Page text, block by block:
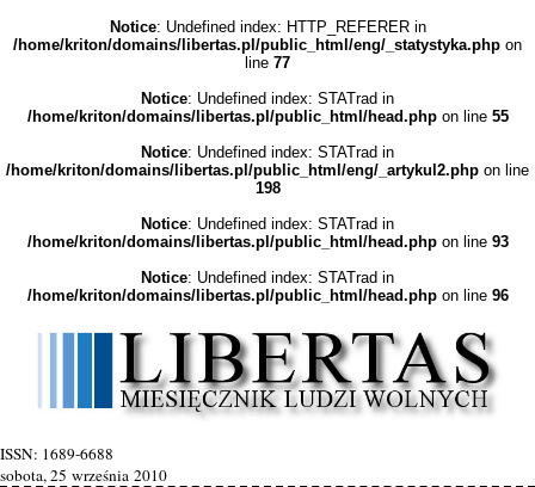
Notice: Undefined index: HTTP_REFERER in
/home/kriton/domains/libertas.pl/public_html/eng/_statystyka.php on
line 77
Notice: Undefined index: STATrad in
/home/kriton/domains/libertas.pl/public_html/head.phpon line 55
Notice: Undefined index: STATrad in
/home/kriton/domains/libertas.pl/public_html/eng/_artykul2.php on line
198
Notice: Undefined index: STATrad in
/home/kriton/domains/libertas.pl/public_html/head.phpon line 93
Notice: Undefined index: STATrad in
/home/kriton/domains/libertas.pl/public_html/head.phpon line 96
ISSN: 1689-6688
sobota, 25 września 2010